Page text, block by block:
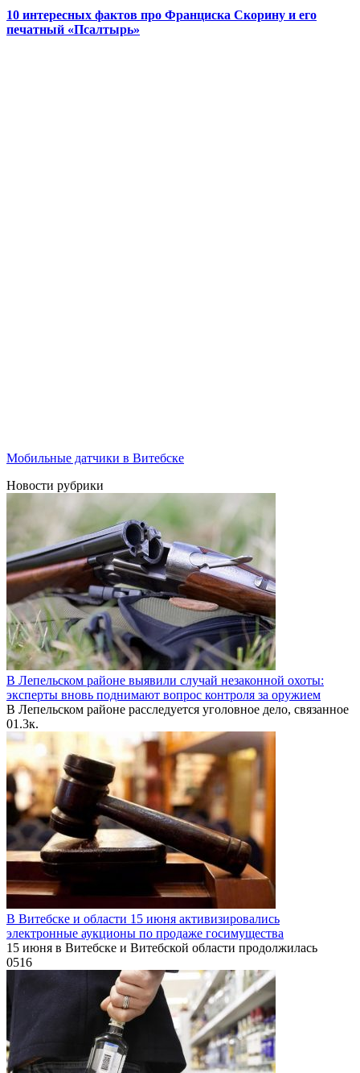
10 интересных фактов про Франциска Скорину и его
печатный «Псалтырь»
Мобильные датчики в Витебске
Новости рубрики
В Лепельском районе выявили случай незаконной охоты:
эксперты вновь поднимают вопрос контроля за оружием
В Лепельском районе расследуется уголовное дело, связанное
01.3к.
В Витебске и области 15 июня активизировались
электронные аукционы по продаже госимущества
15 июня в Витебске и Витебской области продолжилась
0516